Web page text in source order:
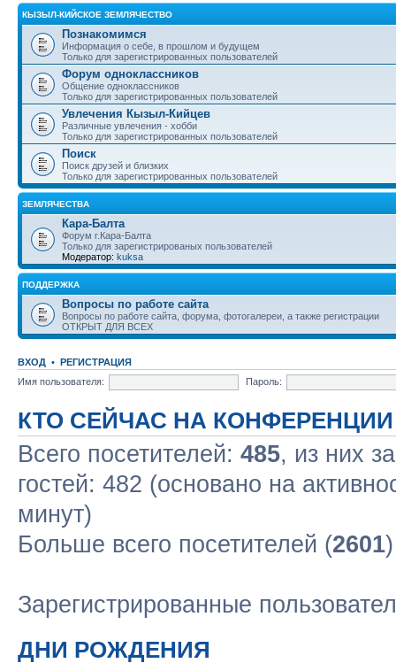
КЫЗЫЛ-КИЙСКОЕ ЗЕМЛЯЧЕСТВО
Познакомимся
Информация о себе, в прошлом и будущем
Только для зарегистрированных пользователей
Форум одноклассников
Общение одноклассников
Только для зарегистрированных пользователей
Увлечения Кызыл-Кийцев
Различные увлечения - хобби
Только для зарегистрированных пользователей
Поиск
Поиск друзей и близких
Только для зарегистрированных пользователей
ЗЕМЛЯЧЕСТВА
Кара-Балта
Форум г.Кара-Балта
Только для зарегистрированых пользователей
Модератор: kuksa
ПОДДЕРЖКА
Вопросы по работе сайта
Вопросы по работе сайта, форума, фотогалереи, а также регистрации
ОТКРЫТ ДЛЯ ВСЕХ
ВХОД • РЕГИСТРАЦИЯ
Имя пользователя:
Пароль:
КТО СЕЙЧАС НА КОНФЕРЕНЦИИ
Всего посетителей: 485, из них
гостей: 482 (основано на
минут)
Больше всего посетителей (2601
Зарегистрированные
ДНИ РОЖДЕНИЯ